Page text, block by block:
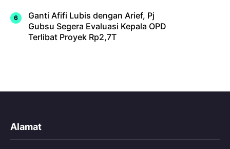
Ganti Afifi Lubis dengan Arief, Pj
Gubsu Segera Evaluasi Kepala OPD
Terlibat Proyek Rp2,7T
Alamat